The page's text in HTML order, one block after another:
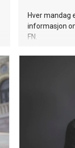
Hver mandag
informasjon
FN.